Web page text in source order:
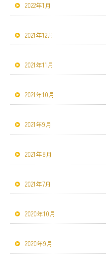
2022年1月
2021年12月
2021年11月
2021年10月
2021年9月
2021年8月
2021年7月
2020年10月
2020年9月